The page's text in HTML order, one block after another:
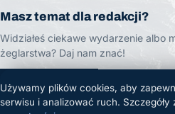
Masz temat dla redakcji?
Widziałeś ciekawe wydarzenie albo
żeglarstwa? Daj nam znać!
ZGŁOŚ TEMAT
Używamy plików cookies, aby
serwisu i analizować ruch. Szczegóły